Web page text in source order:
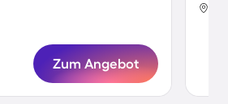
Zum Angebot